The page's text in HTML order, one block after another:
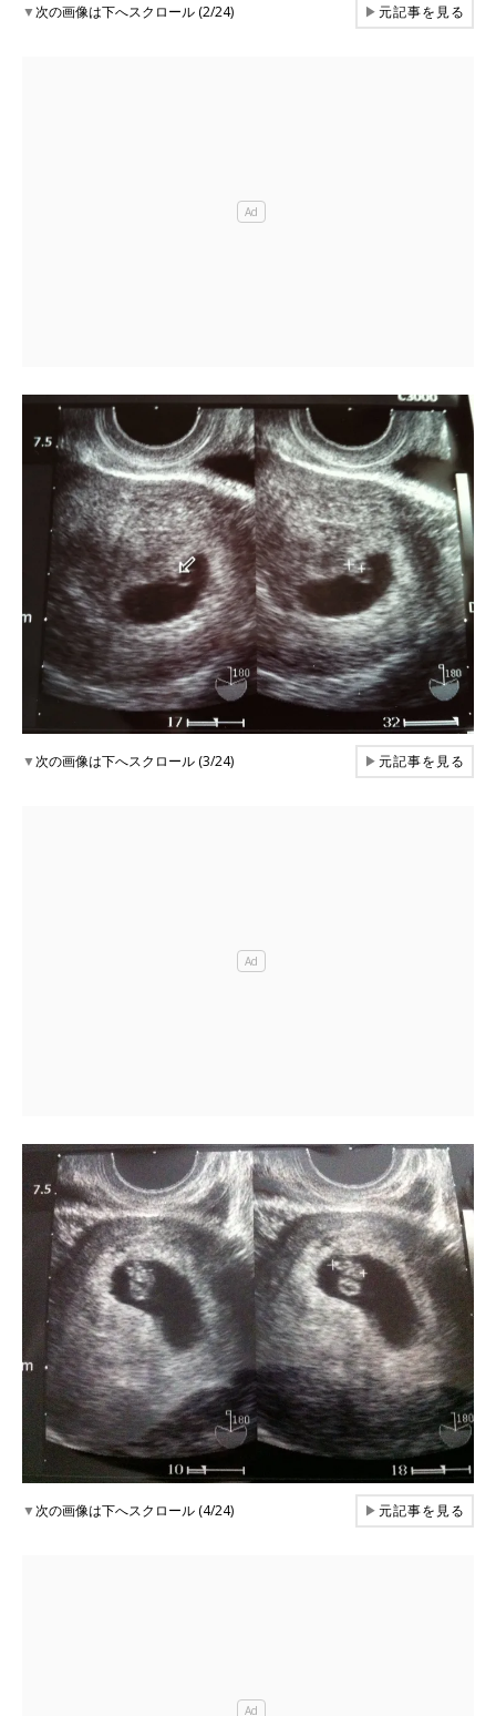
▼次の画像は下へスクロール (2/24) ▶元記事を見る
▼次の画像は下へスクロール (3/24) ▶元記事を見る
▼次の画像は下へスクロール (4/24) ▶元記事を見る